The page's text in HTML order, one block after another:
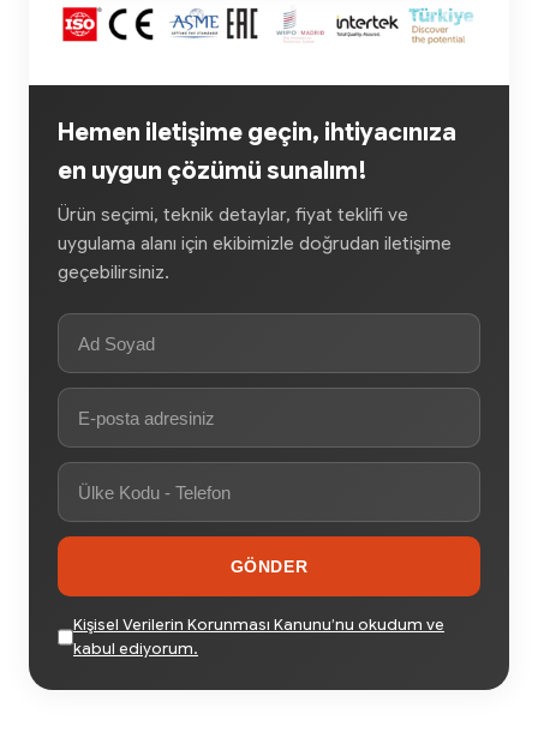
Hemen iletişime geçin, ihtiyacınıza
en uygun çözümü sunalım!
Ürün seçimi, teknik detaylar, fiyat teklifi ve
uygulama alanı için ekibimizle doğrudan iletişime
geçebilirsiniz.
GÖNDER
Kişisel Verilerin Korunması Kanunu’nu okudum ve
kabul ediyorum.